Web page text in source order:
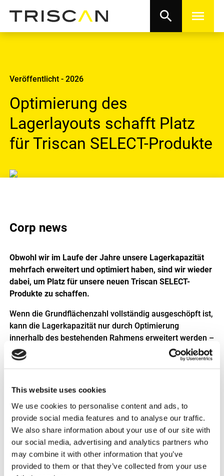
This website uses cookies
We use cookies to personalise content and ads, to
provide social media features and to analyse our traffic.
We also share information about your use of our site with
our social media, advertising and analytics partners who
may combine it with other information that you’ve
provided to them or that they’ve collected from your use
search menu
Veröffentlicht - 2026
Optimierung des
Lagerlayouts schafft Platz
für Triscan SELECT-Produkte
Corp news
Obwohl wir im Laufe der Jahre unsere Lagerkapazität
mehrfach erweitert und optimiert haben, sind wir wieder
dabei, um Platz für unsere neuen Triscan SELECT-
Produkte zu schaffen.
Wenn die Grundflächenzahl vollständig ausgeschöpft ist,
kann die Lagerkapazität nur durch Optimierung
innerhalb des bestehenden Rahmens erweitert werden –
und da sind wir jetzt bei.
Indem wir den Großteil eines bestehenden Lagers in ein
dicht gepacktes Massenlager umwandeln, erhöhen wir
unsere Kapazität für die Massenlagerung um ca. 800
Palettenplätze. Mit diesem Manöver erhalten wir auch
die Möglichkeit, Palettenplätze in unseren anderen
Hallen in Kommissionsplätze umzuwandeln. Durch
Neupositionierung und weitere Verdichtung schaffen wir